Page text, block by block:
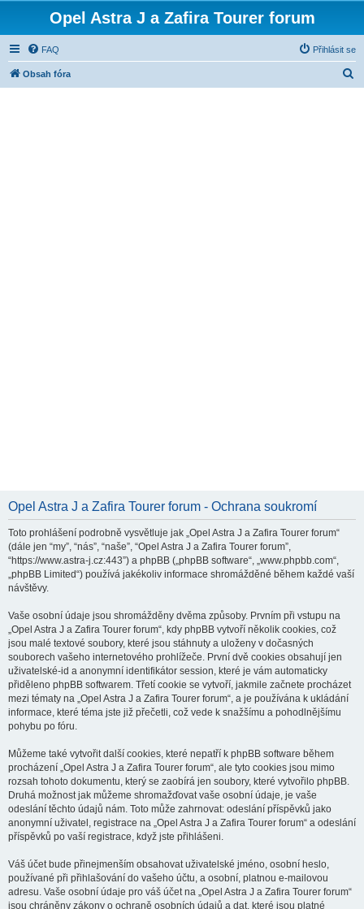
Opel Astra J a Zafira Tourer forum
FAQ Přihlásit se
Obsah fóra
Opel Astra J a Zafira Tourer forum - Ochrana soukromí
Toto prohlášení podrobně vysvětluje jak „Opel Astra J a Zafira Tourer forum“
(dále jen “my”, “nás”, “naše”, “Opel Astra J a Zafira Tourer forum”,
“https://www.astra-j.cz:443”) a phpBB („phpBB software“, „www.phpbb.com“,
„phpBB Limited“) používá jakékoliv informace shromážděné během každé vaší
návštěvy.
Vaše osobní údaje jsou shromážděny dvěma způsoby. Prvním při vstupu na
„Opel Astra J a Zafira Tourer forum“, kdy phpBB vytvoří několik cookies, což
jsou malé textové soubory, které jsou stáhnuty a uloženy v dočasných
souborech vašeho internetového prohlížeče. První dvě cookies obsahují jen
uživatelské-id a anonymní identifikátor session, které je vám automaticky
přiděleno phpBB softwarem. Třetí cookie se vytvoří, jakmile začnete procházet
mezi tématy na „Opel Astra J a Zafira Tourer forum“, a je používána k ukládání
informace, které téma jste již přečetli, což vede k snažšímu a pohodlnějšímu
pohybu po fóru.
Můžeme také vytvořit další cookies, které nepatří k phpBB software během
procházení „Opel Astra J a Zafira Tourer forum“, ale tyto cookies jsou mimo
rozsah tohoto dokumentu, který se zaobírá jen soubory, které vytvořilo phpBB.
Druhá možnost jak můžeme shromažďovat vaše osobní údaje, je vaše
odeslání těchto údajů nám. Toto může zahrnovat: odeslání příspěvků jako
anonymní uživatel, registrace na „Opel Astra J a Zafira Tourer forum“ a odeslání
příspěvků po vaší registrace, když jste přihlášeni.
Váš účet bude přinejmenším obsahovat uživatelské jméno, osobní heslo,
používané při přihlašování do vašeho účtu, a osobní, platnou e-mailovou
adresu. Vaše osobní údaje pro váš účet na „Opel Astra J a Zafira Tourer forum“
jsou chráněny zákony o ochraně osobních údajů a dat, které jsou platné